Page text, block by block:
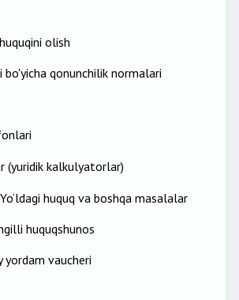
olish
qonunchilik normalari
(yuridik kalkulyatorlar)
huquq va boshqa masalalar
huquqshunos
yordam vaucheri